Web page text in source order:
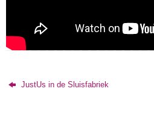
JustUs in de Sluisfabriek